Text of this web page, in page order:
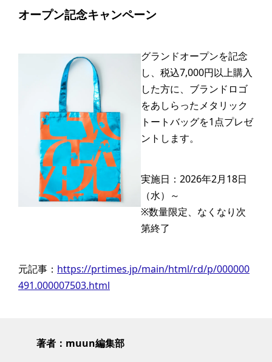
オープン記念キャンペーン
グランドオープンを記念
し、税込7,000円以上購入
した方に、ブランドロゴ
をあしらったメタリック
トートバッグを1点プレゼ
ントします。
実施日：2026年2月18日
（水）～
※数量限定、なくなり次
第終了
元記事： https://prtimes.jp/main/html/rd/p/000000
491.000007503.html
著者：muun編集部